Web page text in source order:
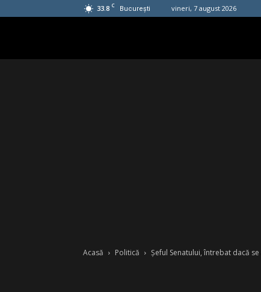
33.8 C București vineri, 7 august 2026
Acasă Politică Șeful Senatului, întrebat dacă